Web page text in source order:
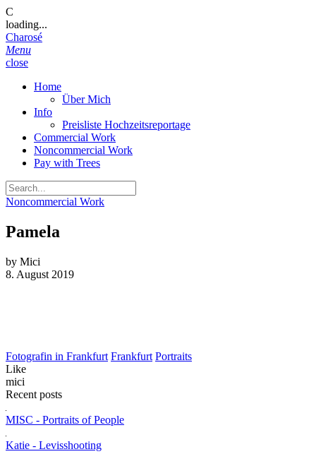
C
loading...
Charosé
Menu
close
Home
Über Mich
Info
Preisliste Hochzeitsreportage
Commercial Work
Noncommercial Work
Pay with Trees
Noncommercial Work
Pamela
by Mici
8. August 2019
Fotografin in Frankfurt Frankfurt Portraits
Like
mici
Recent posts
MISC - Portraits of People
Katie - Levisshooting